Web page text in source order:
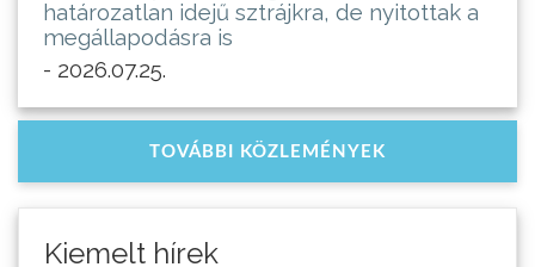
határozatlan idejű sztrájkra, de nyitottak a
megállapodásra is
- 2026.07.25.
TOVÁBBI KÖZLEMÉNYEK
Kiemelt hírek